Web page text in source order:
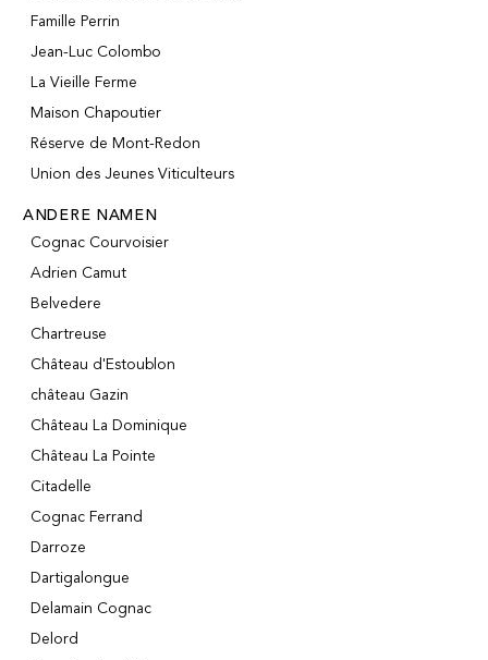
Famille Perrin
Jean-Luc Colombo
La Vieille Ferme
Maison Chapoutier
Réserve de Mont-Redon
Union des Jeunes Viticulteurs
ANDERE NAMEN
Cognac Courvoisier
Adrien Camut
Belvedere
Chartreuse
Château d'Estoublon
château Gazin
Château La Dominique
Château La Pointe
Citadelle
Cognac Ferrand
Darroze
Dartigalongue
Delamain Cognac
Delord